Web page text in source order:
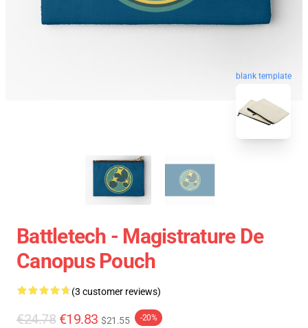
blank template
Battletech - Magistrature De
Canopus Pouch
(3 customer reviews)
€24.78 €19.83 $21.55 -20%